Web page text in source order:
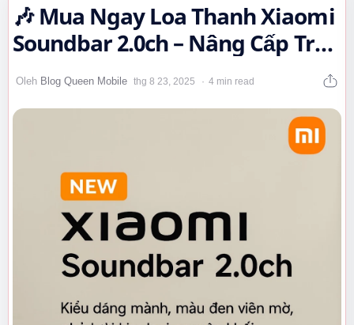
🎶 Mua Ngay Loa Thanh Xiaomi
Soundbar 2.0ch – Nâng Cấp Trải
Nghiệm Âm Thanh Rạp Hát
Tại…
4 min read